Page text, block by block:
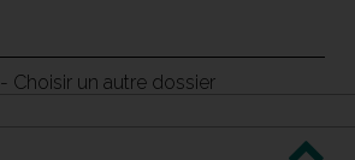
- Choisir un autre dossier